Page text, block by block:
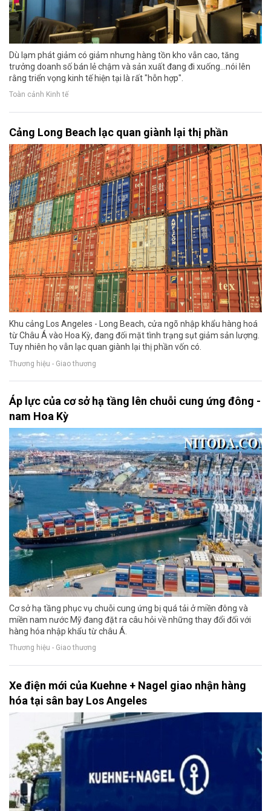
Dù lạm phát giảm có giảm nhưng hàng tồn kho vẫn cao, tăng
trưởng doanh số bán lẻ chậm và sản xuất đang đi xuống...nói lên
rằng triển vọng kinh tế hiện tại là rất "hỗn hợp".
Toàn cảnh Kinh tế
Cảng Long Beach lạc quan giành lại thị phần
Khu cảng Los Angeles - Long Beach, cửa ngõ nhập khẩu hàng hoá
từ Châu Á vào Hoa Kỳ, đang đối mặt tình trạng sụt giảm sản lượng.
Tuy nhiên họ vẫn lạc quan giành lại thị phần vốn có.
Thương hiệu - Giao thương
Áp lực của cơ sở hạ tầng lên chuỗi cung ứng đông -
nam Hoa Kỳ
Cơ sở hạ tầng phục vụ chuỗi cung ứng bị quá tải ở miền đông và
miền nam nước Mỹ đang đặt ra câu hỏi về những thay đổi đối với
hàng hóa nhập khẩu từ châu Á.
Thương hiệu - Giao thương
Xe điện mới của Kuehne + Nagel giao nhận hàng
hóa tại sân bay Los Angeles